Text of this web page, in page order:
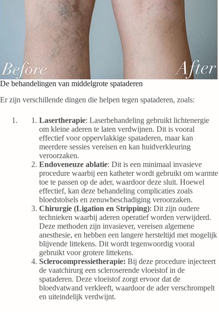
De behandelingen van middelgrote spataderen
Er zijn verschillende dingen die helpen tegen spataderen, zoals:
Lasertherapie: Laserbehandeling gebruikt lichtenergie
om kleine aderen te laten verdwijnen. Dit is vooral
effectief voor oppervlakkige spataderen, maar kan
meerdere sessies vereisen en kan huidverkleuring
veroorzaken​​​​.
Endoveneuze ablatie: Dit is een minimaal invasieve
procedure waarbij een katheter wordt gebruikt om warmte
toe te passen op de ader, waardoor deze sluit. Hoewel
effectief, kan deze behandeling complicaties zoals
bloedstolsels en zenuwbeschadiging veroorzaken​​.
Chirurgie (Ligation en Stripping): Dit zijn oudere
technieken waarbij aderen operatief worden verwijderd.
Deze methoden zijn invasiever, vereisen algemene
anesthesie, en hebben een langere hersteltijd met mogelijk
blijvende littekens​​​​. Dit wordt tegenwoordig vooral
gebruikt voor grotere littekens.
Sclerocompressietherapie: Bij deze procedure injecteert
de vaatchirurg een scleroserende vloeistof in de
spataderen. Deze vloeistof zorgt ervoor dat de
bloedvatwand verkleeft, waardoor de ader verschrompelt
en uiteindelijk verdwijnt.